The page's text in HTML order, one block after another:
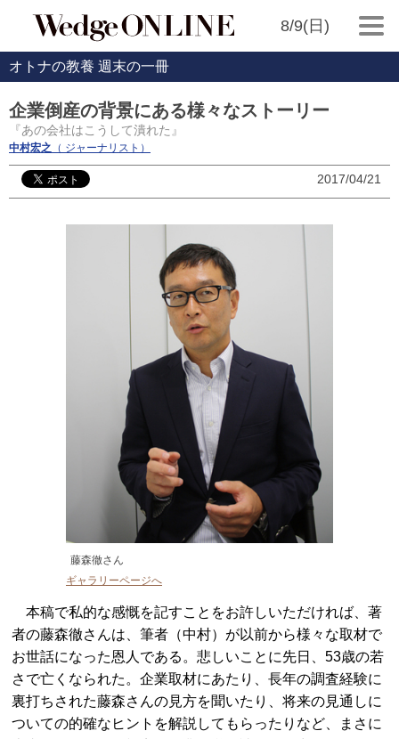
8/9(日)
オトナの教養 週末の一冊
企業倒産の背景にある様々なストーリー
『あの会社はこうして潰れた』
中村宏之 （ ジャーナリスト）
2017/04/21
藤森徹さん
ギャラリーページへ
本稿で私的な感慨を記すことをお許しいただければ、著
者の藤森徹さんは、筆者（中村）が以前から様々な取材で
お世話になった恩人である。悲しいことに先日、53歳の若
さで亡くなられた。企業取材にあたり、長年の調査経験に
裏打ちされた藤森さんの見方を聞いたり、将来の見通しに
ついての的確なヒントを解説してもらったりなど、まさに